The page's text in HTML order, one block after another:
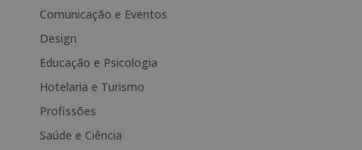
r
n
a
i
v
e
Comunicação e Eventos
Design
Educação e Psicologia
Hotelaria e Turismo
Profissões
Saúde e Ciência